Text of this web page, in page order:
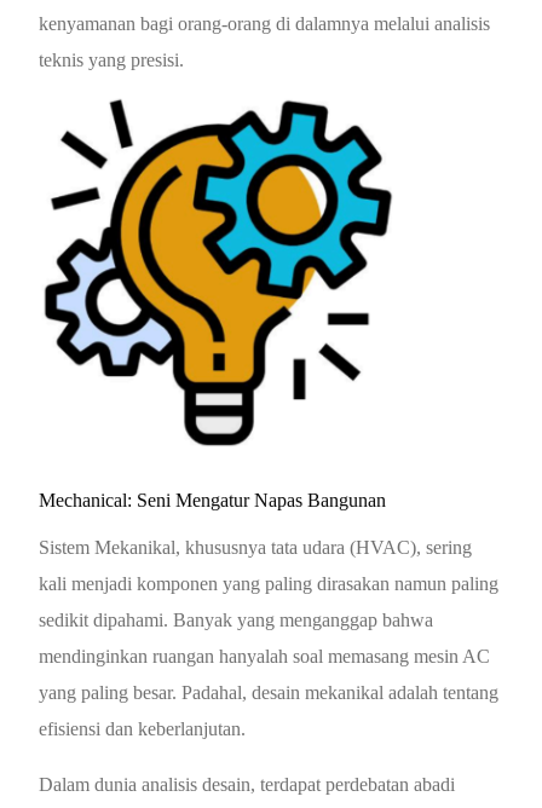
kenyamanan bagi orang-orang di dalamnya melalui analisis
teknis yang presisi.
Mechanical: Seni Mengatur Napas Bangunan
Sistem Mekanikal, khususnya tata udara (HVAC), sering
kali menjadi komponen yang paling dirasakan namun paling
sedikit dipahami. Banyak yang menganggap bahwa
mendinginkan ruangan hanyalah soal memasang mesin AC
yang paling besar. Padahal, desain mekanikal adalah tentang
efisiensi dan keberlanjutan.
Dalam dunia analisis desain, terdapat perdebatan abadi